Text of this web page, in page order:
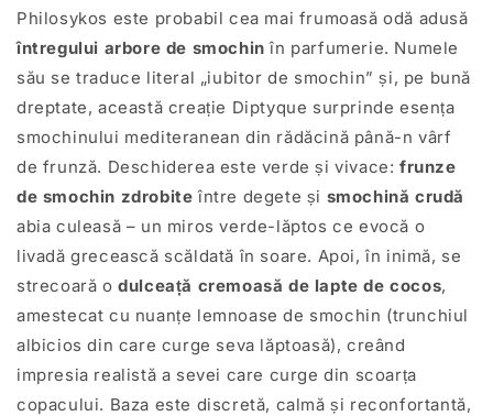
Philosykos este probabil cea mai frumoasă odă adusă
întregului arbore de smochin în parfumerie. Numele
său se traduce literal „iubitor de smochin” și, pe bună
dreptate, această creație Diptyque surprinde esența
smochinului mediteranean din rădăcină până-n vârf
de frunză. Deschiderea este verde și vivace:frunze
de smochin zdrobite între degete și smochină crudă
abia culeasă – un miros verde-lăptos ce evocă o
livadă grecească scăldată în soare. Apoi, în inimă, se
strecoară odulceață cremoasă de lapte de cocos,
amestecat cu nuanțe lemnoase de smochin (trunchiul
albicios din care curge seva lăptoasă), creând
impresia realistă a sevei care curge din scoarța
copacului. Baza este discretă, calmă și reconfortantă,